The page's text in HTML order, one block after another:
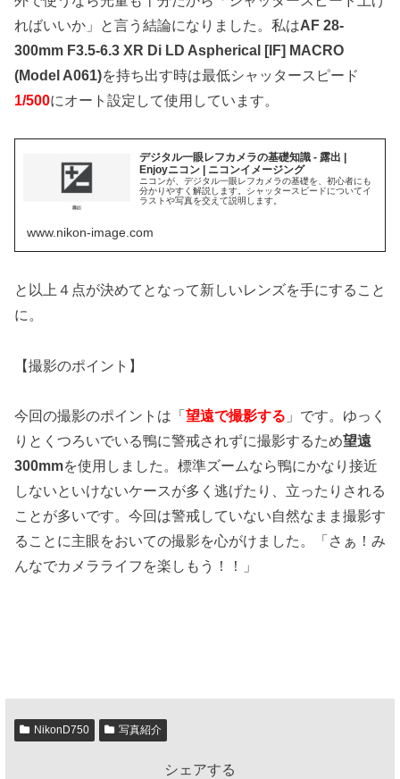
ればいいか」と言う結論になりました。私はAF 28-
300mm F3.5-6.3 XR Di LD Aspherical [IF] MACRO
(Model A061)を持ち出す時は最低シャッタースピード
1/500にオート設定して使用しています。
デジタル一眼レフカメラの基礎知識 - 露出 |
Enjoyニコン | ニコンイメージング
ニコンが、デジタル一眼レフカメラの基礎を、初心者にも
分かりやすく解説します。シャッタースピードについてイ
ラストや写真を交えて説明します。
www.nikon-image.com
と以上４点が決めてとなって新しいレンズを手にすること
に。
【撮影のポイント】
今回の撮影のポイントは「 望遠で撮影する 」です。ゆっく
りとくつろいでいる鴨に警戒されずに撮影するため望遠
300mmを使用しました。標準ズームなら鴨にかなり接近
しないといけないケースが多く逃げたり、立ったりされる
ことが多いです。今回は警戒していない自然なまま撮影す
ることに主眼をおいての撮影を心がけました。「さぁ！み
んなでカメラライフを楽しもう！！」
NikonD750 写真紹介
シェアする